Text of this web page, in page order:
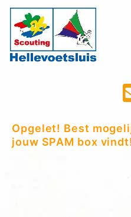
Opgelet! Best
jouw SPAM box vindt!